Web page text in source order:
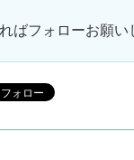
ばフォローお願い